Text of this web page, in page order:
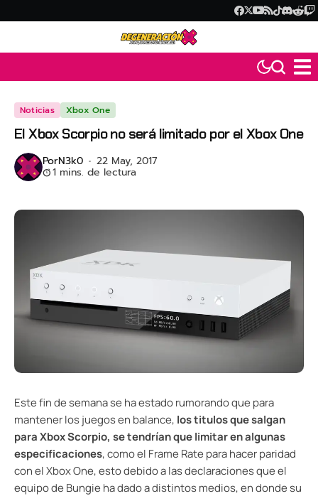
Noticias Xbox One
El Xbox Scorpio no será limitado por el Xbox One
PorN3k0 22 May, 2017
1 mins. de lectura
Este fin de semana se ha estado rumorando que para
mantener los juegos en balance, los titulos que salgan
para Xbox Scorpio, se tendrían que limitar en algunas
especificaciones, como el Frame Rate para hacer paridad
con el Xbox One, esto debido a las declaraciones que el
equipo de Bungie ha dado a distintos medios, en donde su